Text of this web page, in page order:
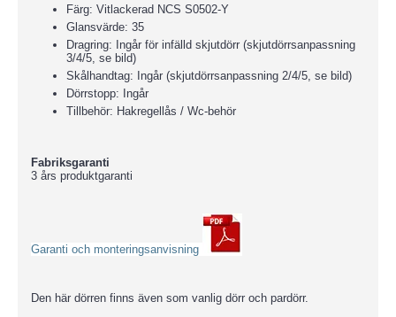
Färg: Vitlackerad NCS S0502-Y
Glansvärde: 35
Dragring: Ingår för infälld skjutdörr (skjutdörrsanpassning
3/4/5, se bild)
Skålhandtag: Ingår (skjutdörrsanpassning 2/4/5, se bild)
Dörrstopp: Ingår
Tillbehör: Hakregellås / Wc-behör
Fabriksgaranti
3 års produktgaranti
Garanti och monteringsanvisning
Den här dörren finns även som vanlig dörr och pardörr.